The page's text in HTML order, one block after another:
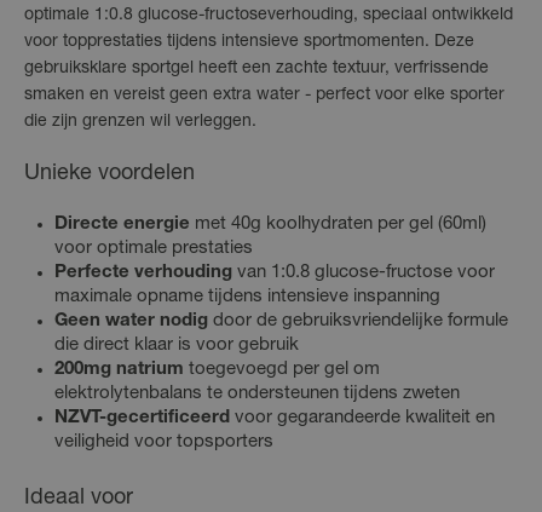
optimale 1:0.8 glucose-fructoseverhouding, speciaal ontwikkeld
voor topprestaties tijdens intensieve sportmomenten. Deze
gebruiksklare sportgel heeft een zachte textuur, verfrissende
smaken en vereist geen extra water - perfect voor elke sporter
die zijn grenzen wil verleggen.
Unieke voordelen
Directe energie met 40g koolhydraten per gel (60ml)
voor optimale prestaties
Perfecte verhouding van 1:0.8 glucose-fructose voor
maximale opname tijdens intensieve inspanning
Geen water nodig door de gebruiksvriendelijke formule
die direct klaar is voor gebruik
200mg natrium toegevoegd per gel om
elektrolytenbalans te ondersteunen tijdens zweten
NZVT-gecertificeerd voor gegarandeerde kwaliteit en
veiligheid voor topsporters
Ideaal voor